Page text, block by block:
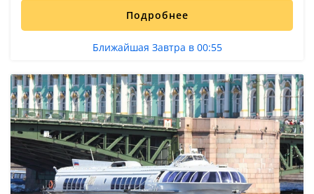
Подробнее
Ближайшая Завтра в 00:55